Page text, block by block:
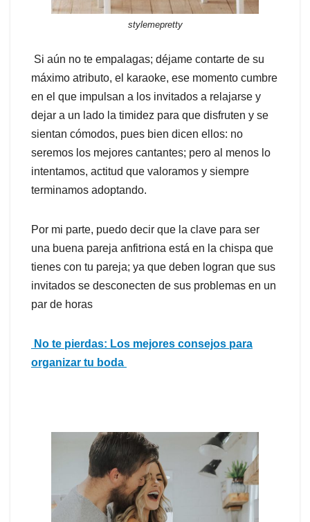
stylemepretty
Si aún no te empalagas; déjame contarte de su
máximo atributo, el karaoke, ese momento cumbre
en el que impulsan a los invitados a relajarse y
dejar a un lado la timidez para que disfruten y se
sientan cómodos, pues bien dicen ellos: no
seremos los mejores cantantes; pero al menos lo
intentamos, actitud que valoramos y siempre
terminamos adoptando.
Por mi parte, puedo decir que la clave para ser
una buena pareja anfitriona está en la chispa que
tienes con tu pareja; ya que deben logran que sus
invitados se desconecten de sus problemas en un
par de horas
No te pierdas: Los mejores consejos para
organizar tu boda